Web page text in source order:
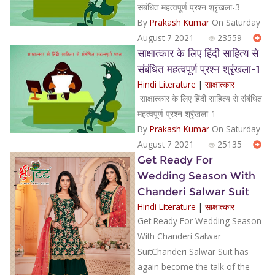
संबंधित महत्वपूर्ण प्रश्न श्रृंखला-3
By Prakash KumarOn Saturday
August 7 2021
23559
साक्षात्कार के लिए हिंदी साहित्य से
संबंधित महत्वपूर्ण प्रश्न श्रृंखला-1
Hindi Literature | साक्षात्कार
साक्षात्कार के लिए हिंदी साहित्य से संबंधित
महत्वपूर्ण प्रश्न श्रृंखला-1
By Prakash KumarOn Saturday
August 7 2021
25135
Get Ready For
Wedding Season With
Chanderi Salwar Suit
Hindi Literature | साक्षात्कार
Get Ready For Wedding Season
With Chanderi Salwar
SuitChanderi Salwar Suit has
again become the talk of the